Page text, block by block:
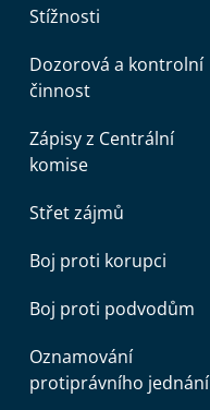
Stížnosti
Dozorová a kontrolní
činnost
Zápisy z Centrální
komise
Střet zájmů
Boj proti korupci
Boj proti podvodům
Oznamování
protiprávního jednání